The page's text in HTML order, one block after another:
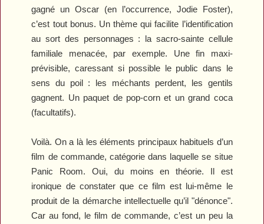
gagné un Oscar (en l’occurrence, Jodie Foster),
c’est tout bonus. Un thème qui facilite l’identification
au sort des personnages : la sacro-sainte cellule
familiale menacée, par exemple. Une fin maxi-
prévisible, caressant si possible le public dans le
sens du poil : les méchants perdent, les gentils
gagnent. Un paquet de pop-corn et un grand coca
(facultatifs).
Voilà. On a là les éléments principaux habituels d’un
film de commande, catégorie dans laquelle se situe
Panic Room. Oui, du moins en théorie. Il est
ironique de constater que ce film est lui-même le
produit de la démarche intellectuelle qu’il "dénonce".
Car au fond, le film de commande, c’est un peu la